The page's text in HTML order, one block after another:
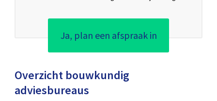
Ja, plan een afspraak in
Overzicht bouwkundig
adviesbureaus